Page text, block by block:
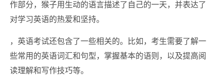
作部分，猴子用生动的语言描述了自己的一天，并表达了
对学习英语的热爱和坚持。
，英语考试还包含了一些相关的。比如，考生需要了解一
些常用的英语词汇和句型，掌握基本的语则，以及提高阅
读理解和写作技巧等。